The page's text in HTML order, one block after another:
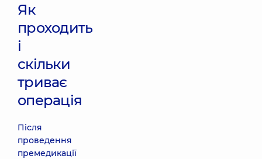
Як
проходить
і
скільки
триває
операція
Після
проведення
премедикації